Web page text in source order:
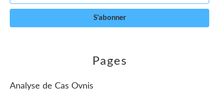
Pages
Analyse de Cas Ovnis